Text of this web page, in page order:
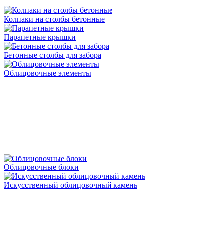
Колпаки на столбы бетонные
Парапетные крышки
Бетонные столбы для забора
Облицовочные элементы
Облицовочные блоки
Искусственный облицовочный камень